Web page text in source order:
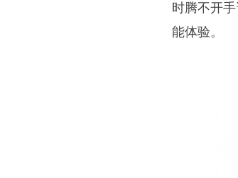
时腾不开
能体验。